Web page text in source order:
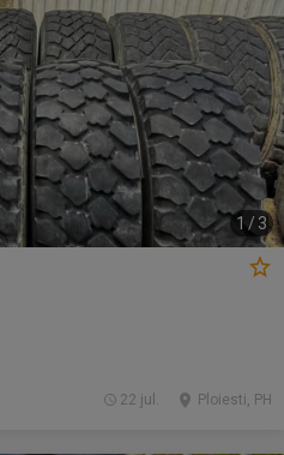
1 / 3
Ploiesti, PH
22 jul.